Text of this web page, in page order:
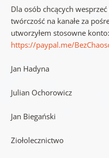
Dla osób chcących
twórczość na kanałe za
utworzyłem stosowne konto:
https://paypal.me/
Jan Hadyna
Julian Ochorowicz
Jan Biegański
Ziołolecznictwo